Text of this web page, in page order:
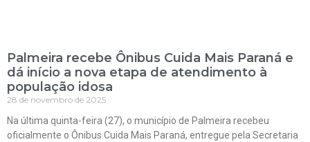
Palmeira recebe Ônibus Cuida Mais Paraná e
dá início a nova etapa de atendimento à
população idosa
28 de novembro de 2025
Na última quinta-feira (27), o município de Palmeira recebeu
oficialmente o Ônibus Cuida Mais Paraná, entregue pela Secretaria